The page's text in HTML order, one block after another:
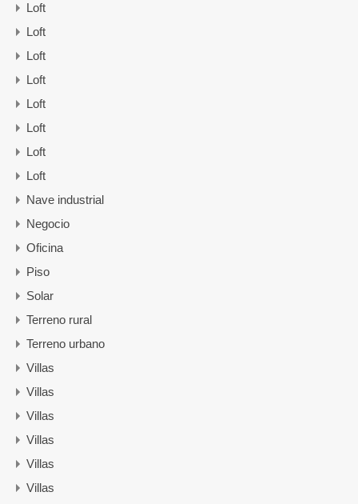
Loft
Loft
Loft
Loft
Loft
Loft
Loft
Loft
Nave industrial
Negocio
Oficina
Piso
Solar
Terreno rural
Terreno urbano
Villas
Villas
Villas
Villas
Villas
Villas